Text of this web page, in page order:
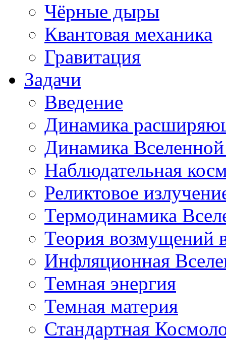
Чёрные дыры
Квантовая механика
Гравитация
Задачи
Введение
Динамика
Динамика
Наблюдательная
Реликтовое
Термодинамика
Теория возмущений
Инфляционная
Темная энергия
Темная материя
Стандартная